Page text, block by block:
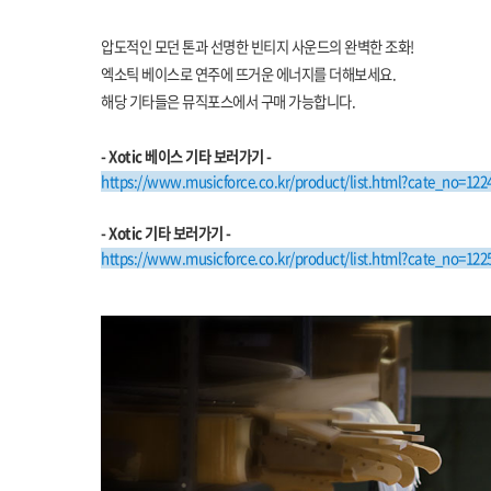
압도적인 모던 톤과 선명한 빈티지 사운드의 완벽한 조화!
엑소틱 베이스로 연주에 뜨거운 에너지를 더해보세요.
해당 기타들은 뮤직포스에서 구매 가능합니다.
- Xotic 베이스 기타 보러가기 -
https://www.musicforce.co.kr/product/
- Xotic 기타 보러가기 -
https://www.musicforce.co.kr/product/